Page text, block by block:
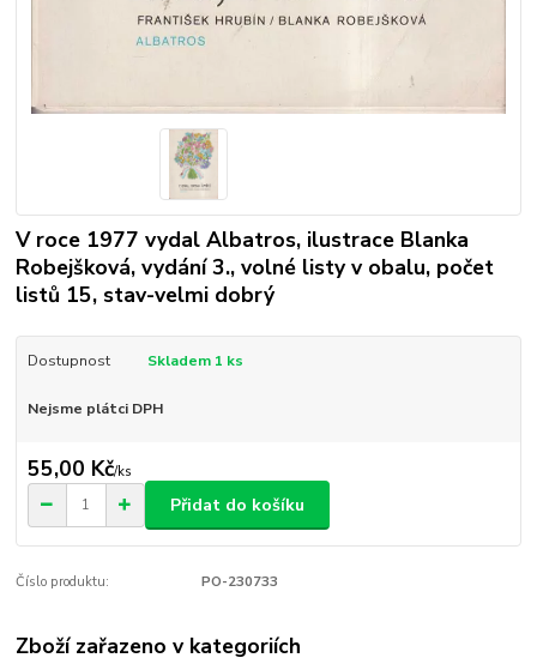
V roce 1977 vydal Albatros, ilustrace Blanka
Robejšková, vydání 3., volné listy v obalu, počet
listů 15, stav-velmi dobrý
Dostupnost Skladem 1 ks
Nejsme plátci DPH
55,00 Kč/ks
Přidat do košíku
Číslo produktu: PO-230733
Zboží zařazeno v kategoriích